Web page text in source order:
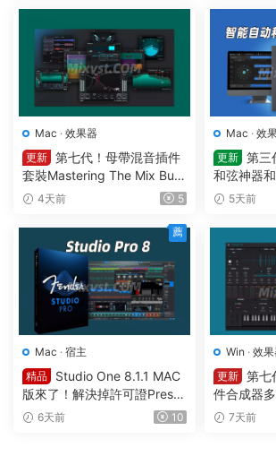
36 (All
EPPE MAC
Mac · 效果器
更新 第七代！母帶混音插件
套裝Mastering The Mix Bun
dle v2026.7.21 U2B MAC-M
4天前 5
Mac · 效
更新 第三
和弦神器
ugin5天前
Mac · 宿主
精品
Studio One 8.1.1 MAC
版來了！解決掉許可證Preso
nus Studio One Pro 8 v8.1.1
6天前 10
薦
Win · 效
更新 第七
件合成器
器 Arturia
7天前